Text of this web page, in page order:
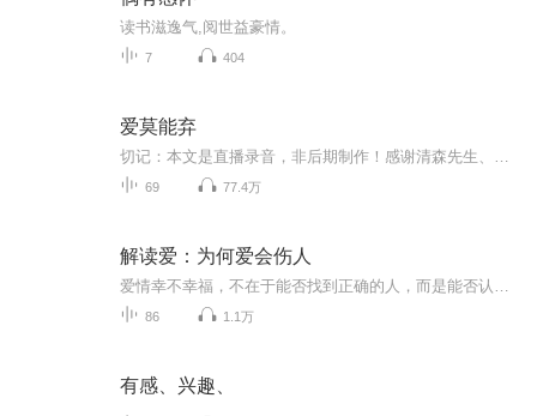
读书滋逸气,阅世益豪情。
7 404
爱莫能弃
69 77.4万
解读爱：为何爱会伤人
86 1.1万
有感、兴趣、